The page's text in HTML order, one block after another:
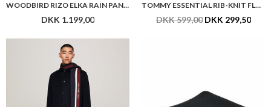
WOODBIRD RIZO ELKA RAIN PANTS
DKK 1.199,00
TOMMY ESSENTIAL RIB-KNIT FLAG EMBROIDERY SCARF
DKK 599,00 DKK 299,50